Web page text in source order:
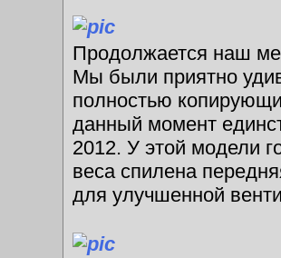
Продолжается наш
Мы были приятно
полностью
данный момент
2012. У этой модели
веса спилена
для улучшенной